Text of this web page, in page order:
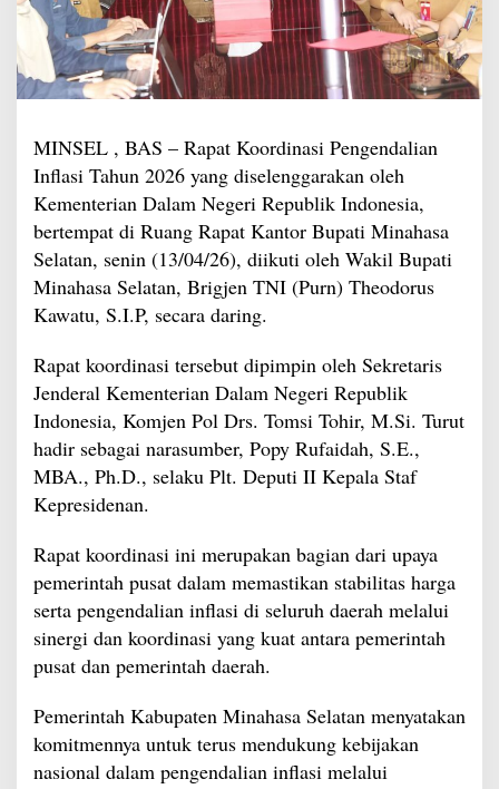
MINSEL , BAS – Rapat Koordinasi Pengendalian
Inflasi Tahun 2026 yang diselenggarakan oleh
Kementerian Dalam Negeri Republik Indonesia,
bertempat di Ruang Rapat Kantor Bupati Minahasa
Selatan, senin (13/04/26), diikuti oleh Wakil Bupati
Minahasa Selatan, Brigjen TNI (Purn) Theodorus
Kawatu, S.I.P, secara daring.
Rapat koordinasi tersebut dipimpin oleh Sekretaris
Jenderal Kementerian Dalam Negeri Republik
Indonesia, Komjen Pol Drs. Tomsi Tohir, M.Si. Turut
hadir sebagai narasumber, Popy Rufaidah, S.E.,
MBA., Ph.D., selaku Plt. Deputi II Kepala Staf
Kepresidenan.
Rapat koordinasi ini merupakan bagian dari upaya
pemerintah pusat dalam memastikan stabilitas harga
serta pengendalian inflasi di seluruh daerah melalui
sinergi dan koordinasi yang kuat antara pemerintah
pusat dan pemerintah daerah.
Pemerintah Kabupaten Minahasa Selatan menyatakan
komitmennya untuk terus mendukung kebijakan
nasional dalam pengendalian inflasi melalui